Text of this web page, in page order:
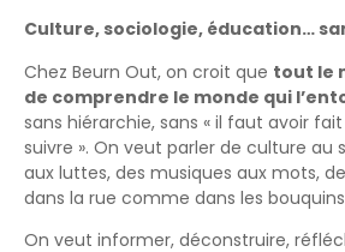
Culture, sociologie, éducation…
Chez Beurn Out, on croit que tout le
de comprendre le monde qui
sans hiérarchie, sans « il faut avoir
suivre ». On veut parler de culture au
aux luttes, des musiques aux mots,
dans la rue comme dans les
On veut informer, déconstruire,